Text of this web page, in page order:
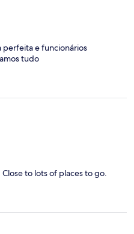
perfeita e funcionários
tudo
to lots of places to go.